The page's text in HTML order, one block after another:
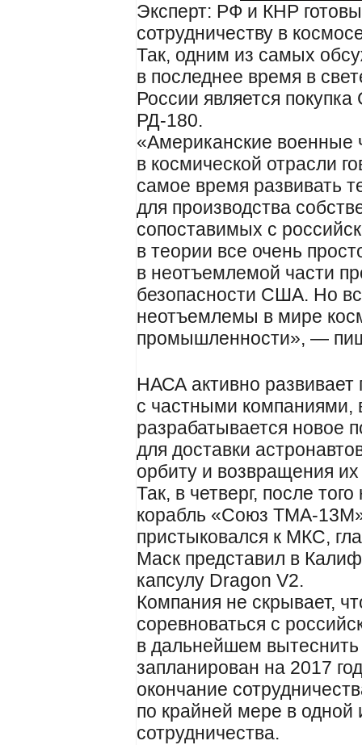
Эксперт: РФ и КНР
сотрудничеству в
Так, одним из самых
в последнее время в
России является
РД-180.
«Американские военные
в космической отрасли
самое время развивать
для производства
сопоставимых с
в теории все очень
в неотъемлемой части
безопасности США. Но
неотъемлемы в мире
промышленности», —
НАСА активно развивает
с частными компаниями,
разрабатывается новое
для доставки
орбиту и возвращения
Так, в четверг, после
корабль «Союз ТМА-
пристыковался к МКС,
Маск представил в
капсулу Dragon V2.
Компания не скрывает,
соревноваться с
в дальнейшем
запланирован на 2017
окончание
по крайней мере в одной
сотрудничества.